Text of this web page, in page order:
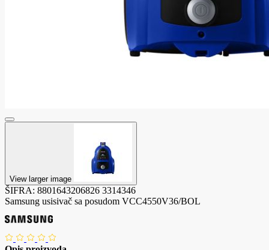
View larger image
ŠIFRA: 8801643206826 3314346
Samsung usisivač sa posudom VCC4550V36/BOL